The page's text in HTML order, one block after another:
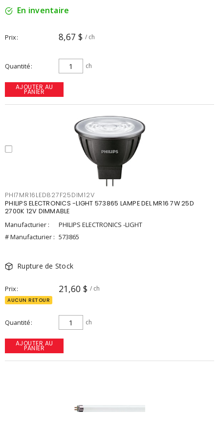
En inventaire
Prix 8,67 $ / ch
Quantité ch
AJOUTER AU
PANIER
PHI7MR16LED827F25DIM12V
PHILIPS ELECTRONICS -LIGHT 573865 LAMPE DEL MR16 7W 25D
2700K 12V DIMMABLE
Manufacturier :
PHILIPS ELECTRONICS -LIGHT
# Manufacturier : 573865
Rupture de Stock
Prix 21,60 $ / ch
AUCUN RETOUR
Quantité ch
AJOUTER AU
PANIER